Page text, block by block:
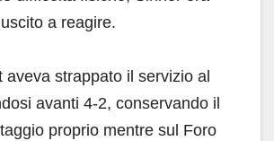
a reagire.
aveva strappato il servizio al
avanti 4-2, conservando il
proprio mentre sul Foro